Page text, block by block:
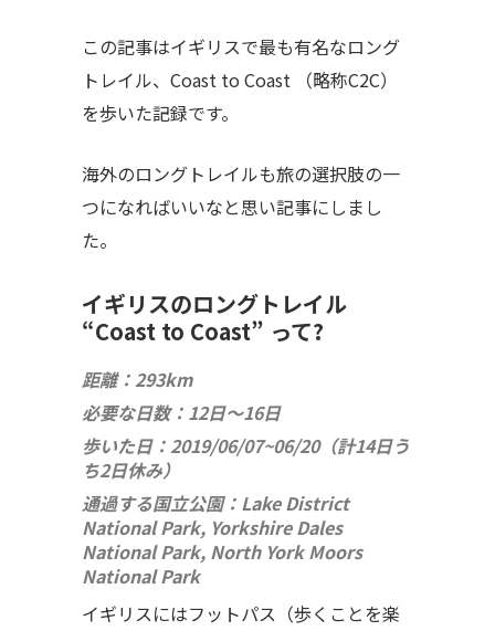
この記事はイギリスで最も有名なロング
トレイル、Coast to Coast （略称C2C）
を歩いた記録です。
海外のロングトレイルも旅の選択肢の一
つになればいいなと思い記事にしまし
た。
イギリスのロングトレイル
“Coast to Coast” って?
距離：293km
必要な日数：12日～16日
歩いた日：2019/06/07~06/20（計14日う
ち2日休み）
通過する国立公園： Lake District
National Park, Yorkshire Dales
National Park, North York Moors
National Park
イギリスにはフットパス（歩くことを楽